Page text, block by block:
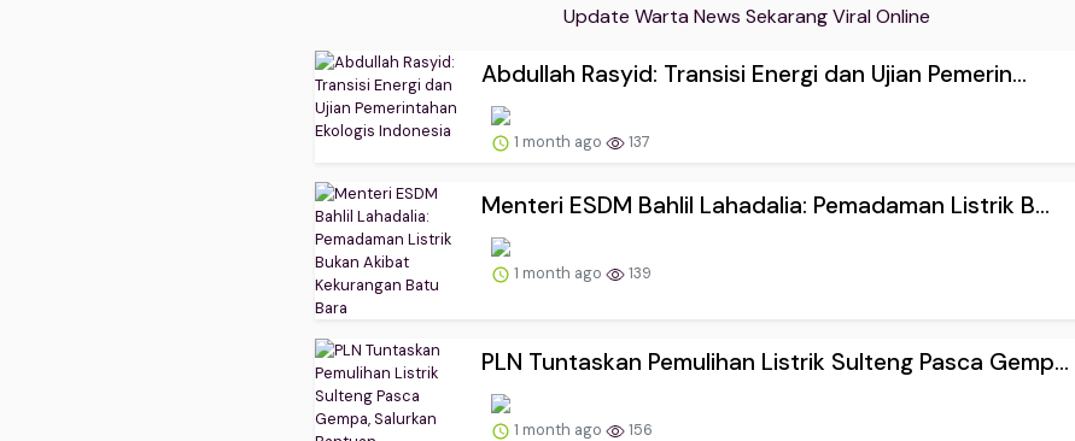
Update Warta News Sekarang Viral Online
Abdullah Rasyid: Transisi Energi dan Ujian Pemerin...
1 month ago 137
Menteri ESDM Bahlil Lahadalia: Pemadaman Listrik B...
1 month ago 139
PLN Tuntaskan Pemulihan Listrik Sulteng Pasca Gemp...
1 month ago 156